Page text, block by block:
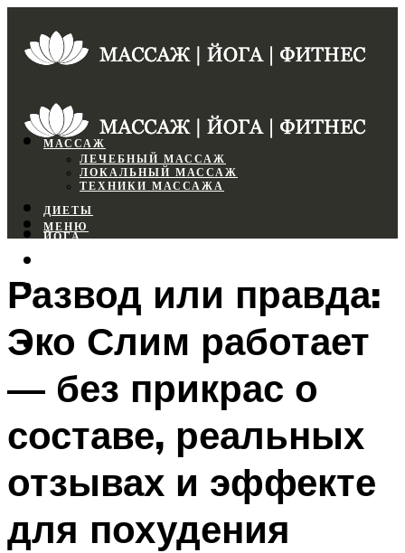
МАССАЖ
ЛЕЧЕБНЫЙ МАССАЖ
ЛОКАЛЬНЫЙ МАССАЖ
ТЕХНИКИ МАССАЖА
ДИЕТЫ
ЙОГА
ФИТНЕС
МЕНЮ
МЕНЮ
Развод или правда:
Эко Слим работает
— без прикрас о
составе, реальных
отзывах и эффекте
для похудения